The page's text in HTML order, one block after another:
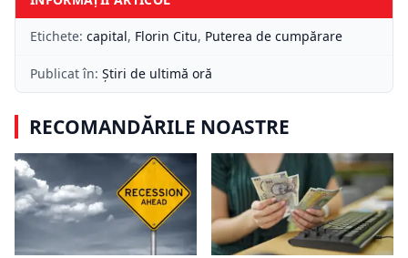
Etichete: capital, Florin Citu, Puterea de cumpărare
Publicat în: Știri de ultimă oră
RECOMANDĂRILE NOASTRE